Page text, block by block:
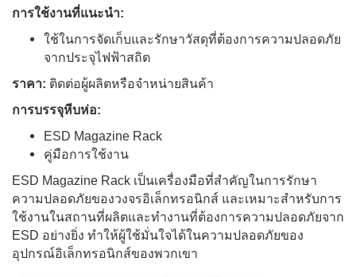
การใช้งานที่แนะนำ:
ใช้ในการจัดเก็บและรักษาวัสดุที่ต้องการความปลอดภัย
จากประจุไฟฟ้าสถิต
ราคา: ติดต่อผู้ผลิตหรือจำหน่ายสินค้า
การบรรจุหีบห่อ:
ESD Magazine Rack
คู่มือการใช้งาน
ESD Magazine Rack เป็นเครื่องมือที่สำคัญในการรักษา
ความปลอดภัยของวงจรอิเล็กทรอนิกส์ และเหมาะสำหรับการ
ใช้งานในสถานที่ผลิตและทำงานที่ต้องการความปลอดภัยจาก
ESD อย่างยิ่ง ทำให้ผู้ใช้มั่นใจได้ในความปลอดภัยของ
อุปกรณ์อิเล็กทรอนิกส์ของพวกเขา